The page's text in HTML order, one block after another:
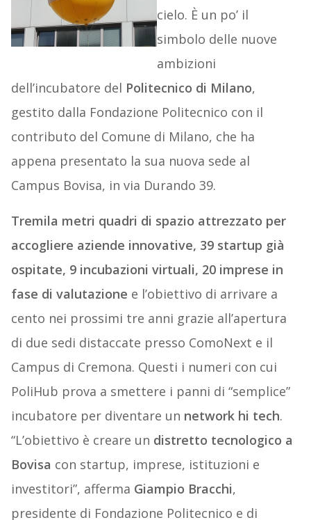
cielo. È un po’ il
simbolo delle nuove
ambizioni
dell’incubatore del Politecnico di Milano,
gestito dalla Fondazione Politecnico con il
contributo del Comune di Milano, che ha
appena presentato la sua nuova sede al
Campus Bovisa, in via Durando 39.
Tremila metri quadri di spazio attrezzato per
accogliere aziende innovative, 39 startup già
ospitate, 9 incubazioni virtuali, 20 imprese in
fase di valutazione e l’obiettivo di arrivare a
cento nei prossimi tre anni grazie all’apertura
di due sedi distaccate presso ComoNext e il
Campus di Cremona. Questi i numeri con cui
PoliHub prova a smettere i panni di “semplice”
incubatore per diventare un network hi tech.
“L’obiettivo è creare un distretto tecnologico a
Bovisa con startup, imprese, istituzioni e
investitori”, afferma Giampio Bracchi,
presidente di Fondazione Politecnico e di